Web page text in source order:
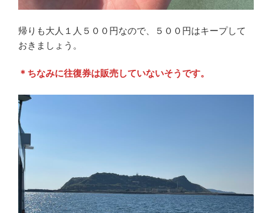
帰りも大人１人５００円なので、５００円はキープして
おきましょう。
＊ちなみに往復券は販売していないそうです。